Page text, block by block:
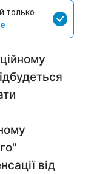
только
від